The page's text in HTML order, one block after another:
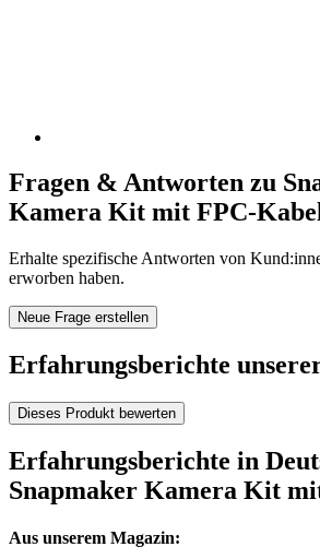
Fragen & Antworten zu
Kamera Kit mit FPC-
Erhalte spezifische Antworten von
erworben haben.
Neue Frage erstellen
Erfahrungsberichte
Dieses Produkt bewerten
Erfahrungsberichte in
Snapmaker Kamera Kit
Aus unserem Magazin: